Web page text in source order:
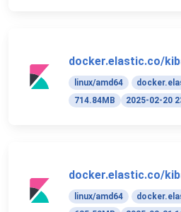
docker.elastic.co/
linux/amd64
714.84MB
2025-02-20
docker.elastic.co/
linux/amd64